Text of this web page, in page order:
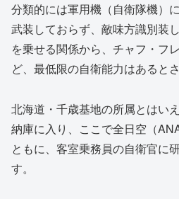
分類的には軍用機（自衛隊機）
武装しておらず、敵味方識別装
を乗せる関係から、チャフ・フ
ど、最低限の自衛能力はあると
北海道・千歳基地の所属とはい
納庫に入り、ここで全日空（
ともに、客室乗務員の自衛官に
す。